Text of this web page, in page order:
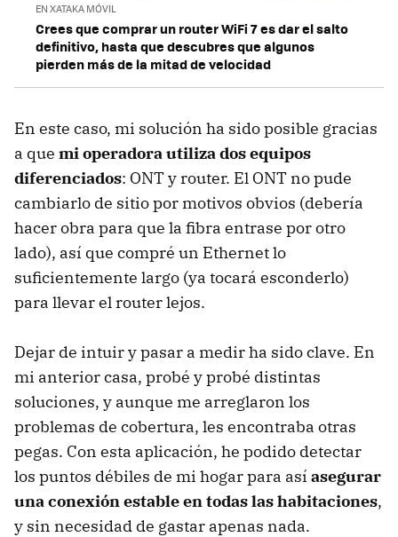
EN XATAKA MÓVIL
Crees que comprar un router WiFi 7 es dar el salto
definitivo, hasta que descubres que algunos
pierden más de la mitad de velocidad
En este caso, mi solución ha sido posible gracias
a que mi operadora utiliza dos equipos
diferenciados: ONT y router. El ONT no pude
cambiarlo de sitio por motivos obvios (debería
hacer obra para que la fibra entrase por otro
lado), así que compré un Ethernet lo
suficientemente largo (ya tocará esconderlo)
para llevar el router lejos.
Dejar de intuir y pasar a medir ha sido clave. En
mi anterior casa, probé y probé distintas
soluciones, y aunque me arreglaron los
problemas de cobertura, les encontraba otras
pegas. Con esta aplicación, he podido detectar
los puntos débiles de mi hogar para así asegurar
una conexión estable en todas las habitaciones,
y sin necesidad de gastar apenas nada.